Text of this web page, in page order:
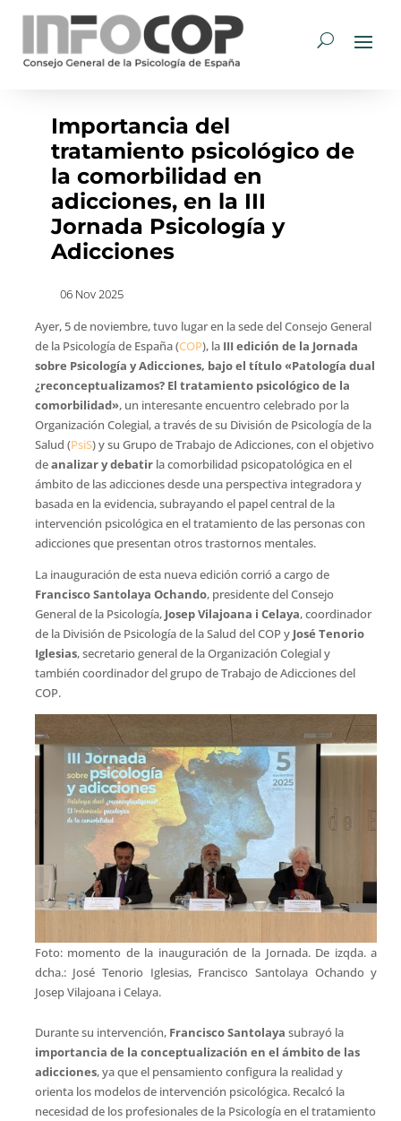
Importancia del
tratamiento psicológico de
la comorbilidad en
adicciones, en la III
Jornada Psicología y
Adicciones
06 Nov 2025
Ayer, 5 de noviembre, tuvo lugar en la sede del Consejo General
de la Psicología de España (COP), la III edición de la Jornada
sobre Psicología y Adicciones, bajo el título «Patología dual
¿reconceptualizamos? El tratamiento psicológico de la
comorbilidad», un interesante encuentro celebrado por la
Organización Colegial, a través de su División de Psicología de la
Salud (PsiS) y su Grupo de Trabajo de Adicciones, con el objetivo
deanalizar y debatir la comorbilidad psicopatológica en el
ámbito de las adicciones desde una perspectiva integradora y
basada en la evidencia, subrayando el papel central de la
intervención psicológica en el tratamiento de las personas con
adicciones que presentan otros trastornos mentales.
La inauguración de esta nueva edición corrió a cargo de
Francisco Santolaya Ochando, presidente del Consejo
General de la Psicología, Josep Vilajoana i Celaya, coordinador
de la División de Psicología de la Salud del COP y José Tenorio
Iglesias, secretario general de la Organización Colegial y
también coordinador del grupo de Trabajo de Adicciones del
COP.
Foto: momento de la inauguración de la Jornada. De izqda. a
dcha.: José Tenorio Iglesias, Francisco Santolaya Ochando y
Josep Vilajoana i Celaya.
Durante su intervención, Francisco Santolaya subrayó la
importancia de la conceptualización en el ámbito de las
adicciones, ya que el pensamiento configura la realidad y
orienta los modelos de intervención psicológica. Recalcó la
necesidad de los profesionales de la Psicología en el tratamiento